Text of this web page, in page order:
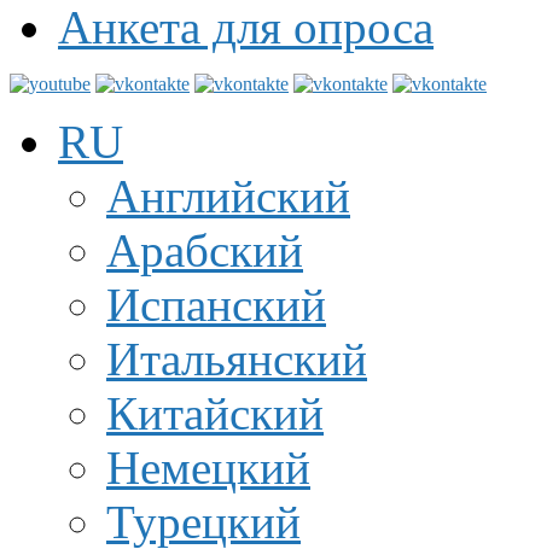
Анкета для опроса
RU
Английский
Арабский
Испанский
Итальянский
Китайский
Немецкий
Турецкий